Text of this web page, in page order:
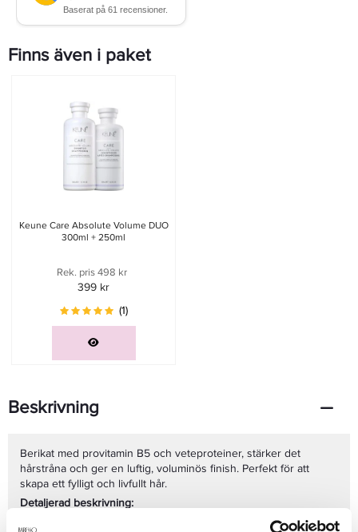
Finns även i paket
Keune Care Absolute Volume DUO
300ml + 250ml
Rek. pris 498 kr
399 kr
(1)
Beskrivning
Berikat med provitamin B5 och veteproteiner, stärker det
hårstråna och ger en luftig, voluminös finish. Perfekt för att
skapa ett fylligt och livfullt hår.
Detaljerad beskrivning:
Ger omedelbar volym och lyft vid